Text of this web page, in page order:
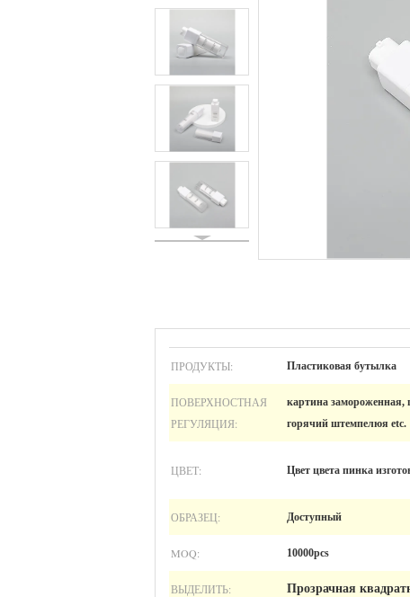
ПРОДУКТЫ: Пластиковая бутылка
ПОВЕРХНОСТНАЯ
РЕГУЛЯЦИЯ:
картина
горячий штемпелюя etc.
ЦВЕТ: Цвет цвета пинка
ОБРАЗЕЦ: Доступный
MOQ: 10000pcs
ВЫДЕЛИТЬ: Прозрачная